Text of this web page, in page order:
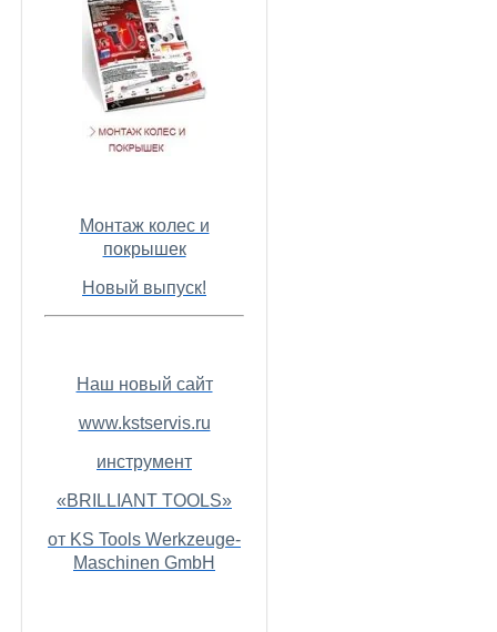
Монтаж колес и
покрышек
Новый выпуск!
Наш новый сайт
www.kstservis.ru
инструмент
«BRILLIANT TOOLS»
от KS Tools Werkzeuge-
Maschinen GmbH